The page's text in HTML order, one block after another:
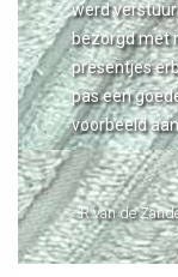
werd
bezorgd met
presentjes
pas een
voorbeeld
- R van de